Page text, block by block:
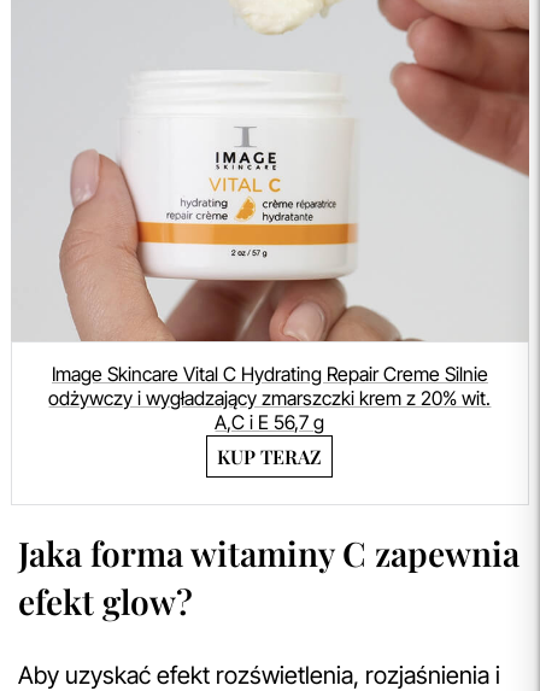
Image Skincare Vital C Hydrating Repair Creme Silnie
odżywczy i wygładzający zmarszczki krem z 20% wit.
A,C i E 56,7 g
KUP TERAZ
Jaka forma witaminy C zapewnia
efekt glow?
Aby uzyskać efekt rozświetlenia, rozjaśnienia i